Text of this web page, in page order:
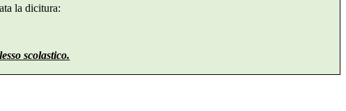
la dicitura:
scolastico.